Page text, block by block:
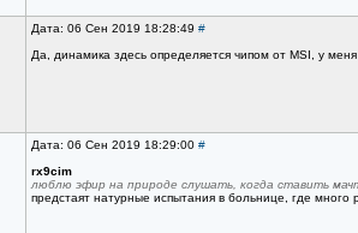
Дата: 06 Сен 2019 18:28:49 #
Да, динамика здесь определяется чипом от MSI, у
Дата: 06 Сен 2019 18:29:00 #
rx9cim
люблю эфир на природе слушать, когда ставить
предстаят натурные испытания в больнице, где